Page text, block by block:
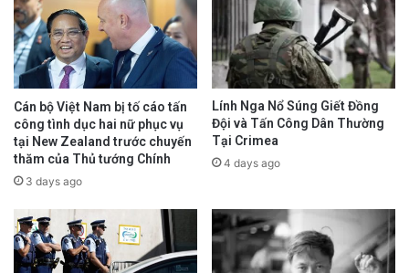
Cán bộ Việt Nam bị tố cáo tấn
công tình dục hai nữ phục vụ
tại New Zealand trước chuyến
thăm của Thủ tướng Chính
3 days ago
Lính Nga Nổ Súng Giết Đồng
Đội và Tấn Công Dân Thường
Tại Crimea
4 days ago